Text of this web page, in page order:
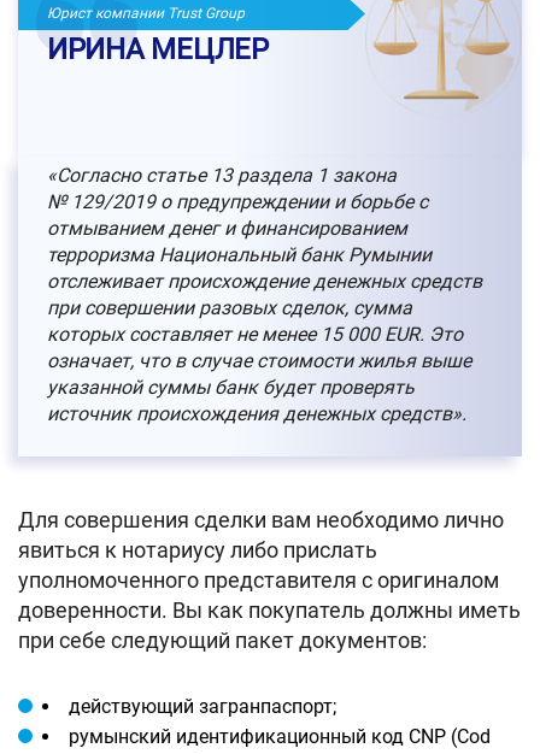
Юрист компании Trust Group
ИРИНА МЕЦЛЕР
«Согласно статье 13 раздела 1 закона
№ 129/2019 о предупреждении и борьбе с
отмыванием денег и финансированием
терроризма Национальный банк Румынии
отслеживает происхождение денежных средств
при совершении разовых сделок, сумма
которых составляет не менее 15 000 EUR. Это
означает, что в случае стоимости жилья выше
указанной суммы банк будет проверять
источник происхождения денежных средств».
Для совершения сделки вам необходимо лично
явиться к нотариусу либо прислать
уполномоченного представителя с оригиналом
доверенности. Вы как покупатель должны иметь
при себе следующий пакет документов:
действующий загранпаспорт;
румынский идентификационный код CNP (Cod